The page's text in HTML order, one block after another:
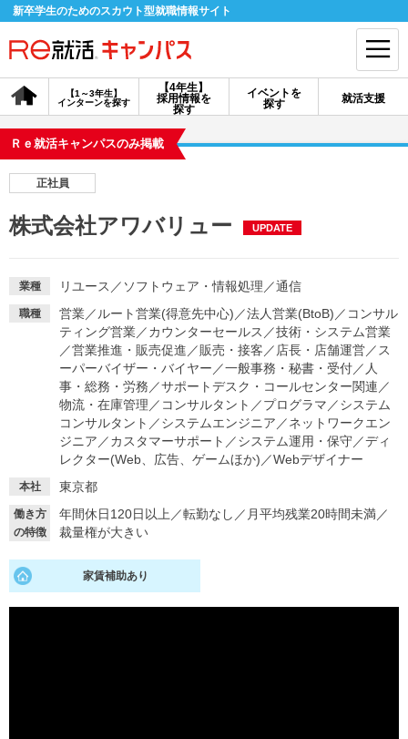
新卒学生のためのスカウト型就職情報サイト
【4年生】
採用情報を
探す
【1～3年生】
インターンを探す
イベントを
探す
就活支援
会員登録 ログイン
探す
イベントを探す スカウト お知らせ
就活ノウハウ・サポート
就活支援
就活ノウハウが満載！
就活コラム
お役立ち記事・相談室など
適職診断
あなたに合う仕事を診断！
就活チャンネル
就活ニュースペーパー
Ｒｅ就活キャンパスのみ掲載
正社員
株式会社アワバリュー UPDATE
業種 リユース ／ ソフトウェア・情報処理 ／通信
職種 営業／ ルート営業(得意先中心) ／法人営業(BtoB) ／ コンサル
ティング営業／カウンターセールス ／技術・システム営業
／営業推進・販売促進 ／販売・接客 ／ 店長・店舗運営／ ス
ーパーバイザー・バイヤー ／一般事務・秘書・受付／ 人
事・総務・労務 ／サポートデスク・コールセンター関連 ／
物流・在庫管理 ／ コンサルタント ／プログラマ ／システム
コンサルタント ／システムエンジニア ／ネットワークエン
ジニア ／カスタマーサポート ／システム運用・保守／ディ
レクター(Web、広告、ゲームほか) ／Webデザイナー
本社 東京都
働き方
の特徴
年間休日120日以上 ／転勤なし ／ 月平均残業20時間未満／
裁量権が大きい
家賃補助あり